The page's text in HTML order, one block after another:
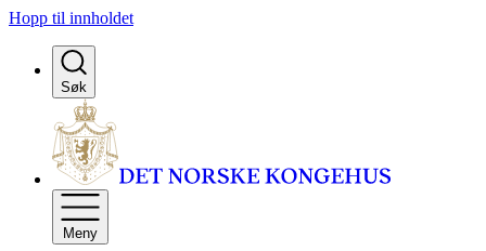
Hopp til innholdet
Søk
Meny